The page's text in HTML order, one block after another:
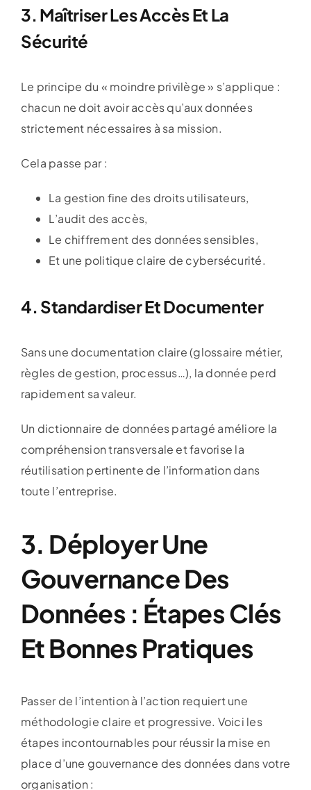
3. Maîtriser Les Accès Et La
Sécurité
Le principe du « moindre privilège » s’applique :
chacun ne doit avoir accès qu’aux données
strictement nécessaires à sa mission.
Cela passe par :
La gestion fine des droits utilisateurs,
L’audit des accès,
Le chiffrement des données sensibles,
Et une politique claire de cybersécurité.
4. Standardiser Et Documenter
Sans une documentation claire (glossaire métier,
règles de gestion, processus…), la donnée perd
rapidement sa valeur.
Un dictionnaire de données partagé améliore la
compréhension transversale et favorise la
réutilisation pertinente de l’information dans
toute l’entreprise.
3. Déployer Une
Gouvernance Des
Données : Étapes Clés
Et Bonnes Pratiques
Passer de l’intention à l’action requiert une
méthodologie claire et progressive. Voici les
étapes incontournables pour réussir la mise en
place d’une gouvernance des données dans votre
organisation :